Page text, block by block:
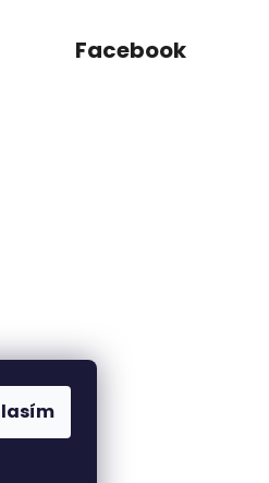
Facebook